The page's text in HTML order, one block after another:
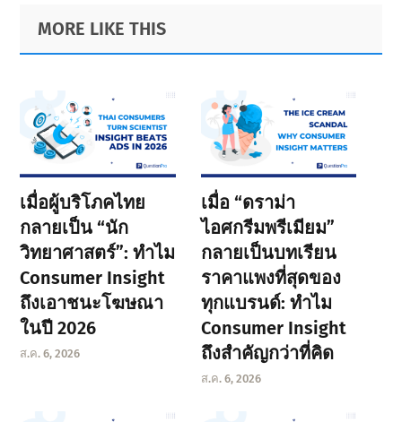
Primary
Sidebar
Footer
MORE LIKE THIS
เมื่อผู้บริโภคไทย
กลายเป็น “นัก
วิทยาศาสตร์”: ทำไม
Consumer Insight
ถึงเอาชนะโฆษณา
ในปี 2026
ส.ค. 6, 2026
เมื่อ “ดราม่า
ไอศกรีมพรีเมียม”
กลายเป็นบทเรียน
ราคาแพงที่สุดของ
ทุกแบรนด์: ทำไม
Consumer Insight
ถึงสำคัญกว่าที่คิด
ส.ค. 6, 2026